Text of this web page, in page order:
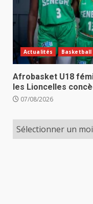
Actualités Basketball
Afrobasket U18
les Lioncelles
07/08/2026